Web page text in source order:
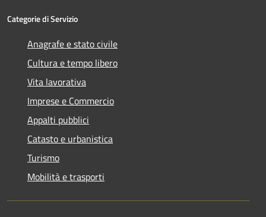
Categorie di Servizio
Anagrafe e stato civile
Cultura e tempo libero
Vita lavorativa
Imprese e Commercio
Appalti pubblici
Catasto e urbanistica
Turismo
Mobilità e trasporti